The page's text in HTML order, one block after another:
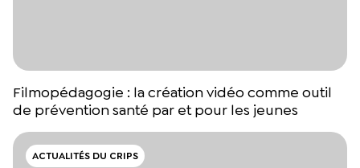
Filmopédagogie : la création vidéo comme outil
de prévention santé par et pour les jeunes
ACTUALITÉS DU CRIPS